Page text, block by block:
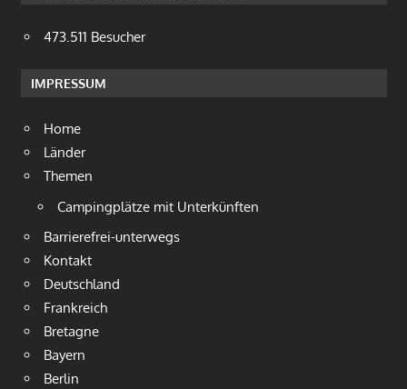
473.511 Besucher
IMPRESSUM
Home
Länder
Themen
Campingplätze mit Unterkünften
Barrierefrei-unterwegs
Kontakt
Deutschland
Frankreich
Bretagne
Bayern
Berlin